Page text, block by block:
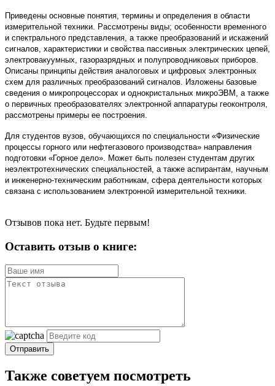
Приведены основные понятия, термины и определения в области
измерительной техники. Рассмотрены виды; особенности временного
и спектрального представления, а также преобразований и искажений
сигналов, характеристики и свойства пассивных электрических цепей,
электровакуумных, газоразрядных и полупроводниковых приборов.
Описаны принципы действия аналоговых и цифровых электронных
схем для различных преобразований сигналов. Изложены базовые
сведения о микропроцессорах и однокристальных микроЭВМ, а также
о первичных преобразователях электронной аппаратуры геоконтроля,
рассмотрены примеры ее построения.
Для студентов вузов, обучающихся по специальности «Физические
процессы горного или нефтегазового производства» направления
подготовки «Горное дело». Может быть полезен студентам других
неэлектротехнических специальностей, а также аспирантам, научным
и инженерно-техническим работникам, сфера деятельности которых
связана с использованием электронной измерительной техники.
Отзывов пока нет. Будьте первым!
Оставить отзыв о книге:
Отправить
Также советуем посмотреть